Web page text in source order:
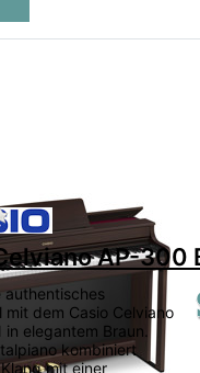
Zu diesem Produkt
AP-300
authentisches
mit dem Casio Celviano
elegantem Braun.
kombiniert
mit einer